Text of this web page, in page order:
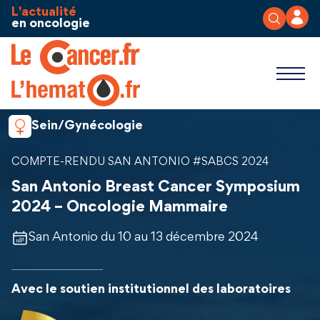
Aller au contenu
L'actualité
en oncologie
Sein/Gynécologie
COMPTE-RENDU SAN ANTONIO #SABCS 2024
San Antonio Breast Cancer Symposium
2024 – Oncologie Mammaire
San Antonio du 10 au 13 décembre 2024
Avec le soutien institutionnel des laboratoires
Panneau de gestion des cookies